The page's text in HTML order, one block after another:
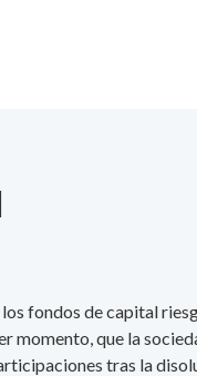
fondos de capital
momento, que la
tras la